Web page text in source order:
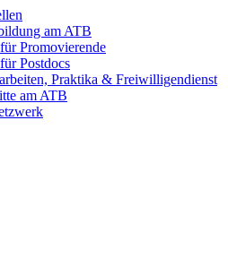
am ATB
Promovierende
Postdocs
Praktika & Freiwilligendienst
am ATB